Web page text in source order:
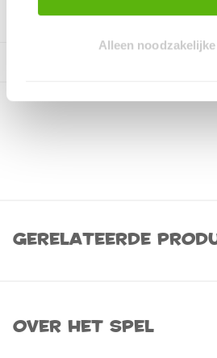
Alleen
Gerelateerde
Over het spel